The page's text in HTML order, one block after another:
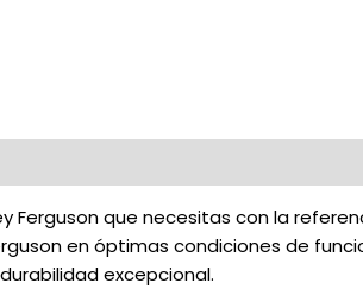
Ferguson que necesitas con la
en óptimas condiciones de
excepcional.